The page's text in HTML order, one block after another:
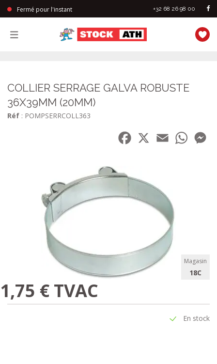
Fermé pour l'instant +32 68 26 98 00
COLLIER SERRAGE GALVA ROBUSTE
36X39MM (20MM)
Réf : POMPSERRCOLL363
Facebook
Email
Magasin
18C
1,75 € TVAC
En stock